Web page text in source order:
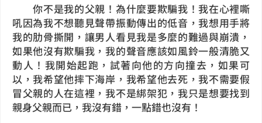
你不是我的父親！為什麼要欺騙我！我在心裡嘶
吼因為我不想聽見聲帶振動傳出的低音，我想用手將
我的肋骨撕開，讓男人看見我是多麼的難過與崩潰，
如果他沒有欺騙我，我的聲音應該如風鈴一般清脆又
動人！我開始起跑，試著向他的方向撞去，如果可
以，我希望他摔下海岸，我希望他去死，我不需要假
冒父親的人在這裡，我不是綁架犯，我只是想要找到
親身父親而已，我沒有錯，一點錯也沒有！